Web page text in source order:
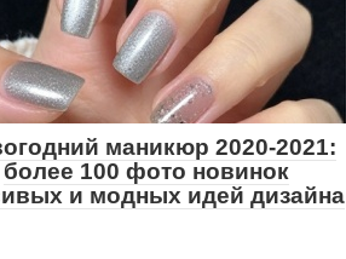
маникюр 2020-2021:
более 100 фото новинок
и модных идей дизайна